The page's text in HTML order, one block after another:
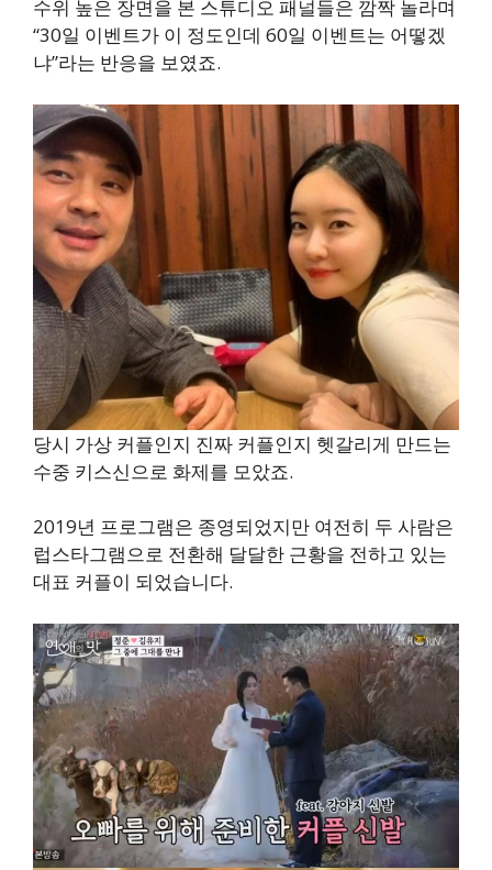
수위 높은 장면을 본 스튜디오 패널들은 깜짝 놀라며
“30일 이벤트가 이 정도인데 60일 이벤트는 어떻겠
냐”라는 반응을 보였죠.
당시 가상 커플인지 진짜 커플인지 헷갈리게 만드는
수중 키스신으로 화제를 모았죠.
2019년 프로그램은 종영되었지만 여전히 두 사람은
럽스타그램으로 전환해 달달한 근황을 전하고 있는
대표 커플이 되었습니다.